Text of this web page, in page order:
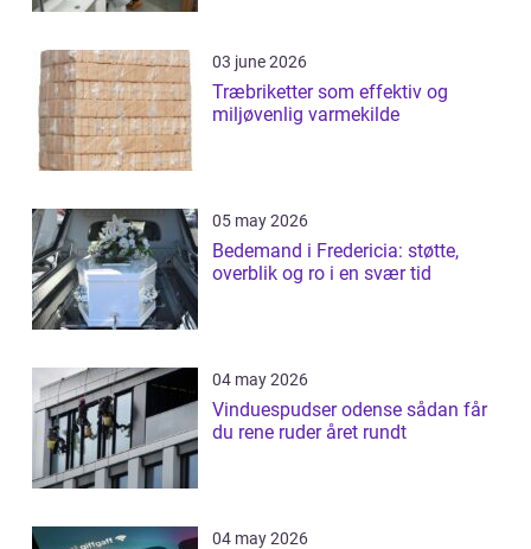
03 june 2026
Træbriketter som effektiv og
miljøvenlig varmekilde
05 may 2026
Bedemand i Fredericia: støtte,
overblik og ro i en svær tid
04 may 2026
Vinduespudser odense sådan får
du rene ruder året rundt
04 may 2026